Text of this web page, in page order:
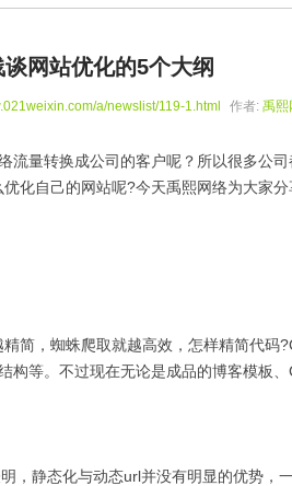
网站优化的5个大纲
a/newslist/119-1.html 作者: 禹熙
量转换成公司的客户呢？所以很多公
化自己的网站呢?今天禹熙网络为大家
，蜘蛛爬取就越高效，怎样精简代码
等。不过现在无论是成品的博客模板
静态化与动态url并没有明显的优势，